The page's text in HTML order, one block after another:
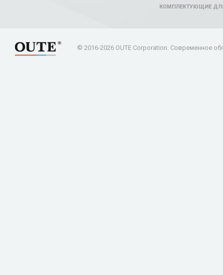
КОМПЛЕКТУЮЩИЕ
© 2016-2026 OUTE Corporation. Современное